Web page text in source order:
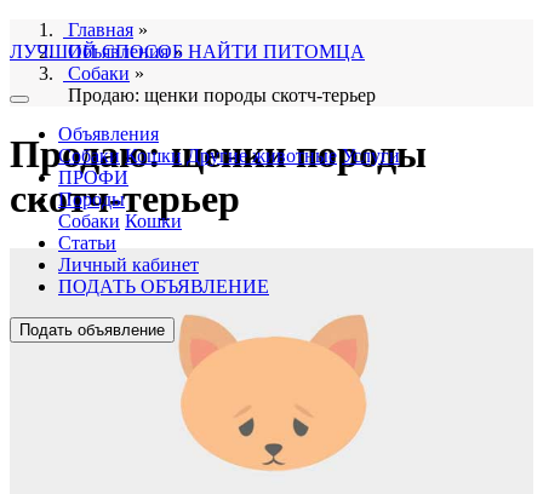
ЛУЧШИЙ СПОСОБ НАЙТИ ПИТОМЦА
Объявления
Собаки Кошки Другие животные Услуги
ПРОФИ
Породы
Собаки Кошки
Статьи
Личный кабинет
ПОДАТЬ ОБЪЯВЛЕНИЕ
Подать объявление
Главная »
Объявления»
Собаки »
Продаю: щенки породы скотч-терьер
Продаю: щенки породы
скотч-терьер